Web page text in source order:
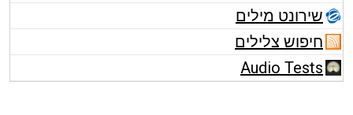
שירונט מילים
חיפוש צלילים
Audio Tests